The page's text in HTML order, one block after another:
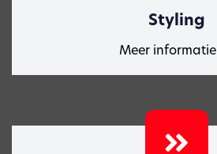
Styling
Meer informatie